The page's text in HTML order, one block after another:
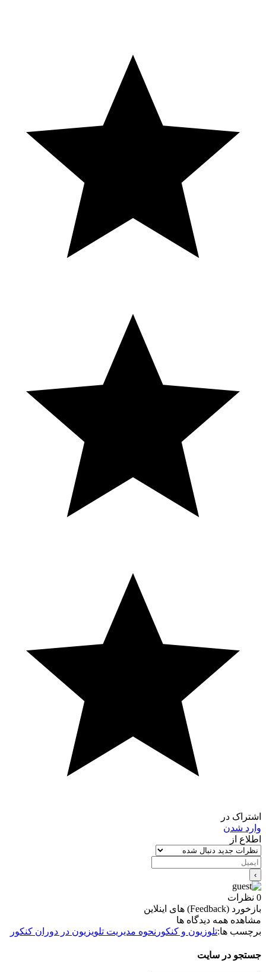
اشتراک در
وارد شدن
اطلاع از
0 نظرات
بازخورد (Feedback) های اینلاین
مشاهده همه دیدگاه ها
برچسب ها:تلوزیون و کنکور نحوه مدیریت تلویزیون در دوران کنکور
جستجو در سایت